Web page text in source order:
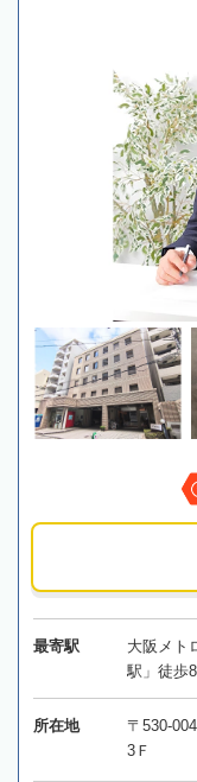
最寄駅
大阪メト
駅」徒歩
所在地
〒530-
3Ｆ